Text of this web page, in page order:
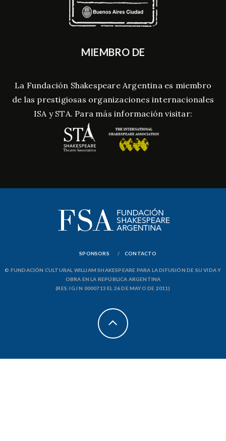
MIEMBRO DE
La Fundación Shakespeare Argentina es miembro
de las prestigiosas organizaciones internacionales
ISA y STA. Para más información visitar:
SPONSORS CONTACTO
© FUNDACIÓN CULTURAL WILLIAM SHAKESPEARE PARA LA DIFUSIÓN DE SU VIDA Y
OBRA EN LA REPÚBLICA ARGENTINA
(RES. IGJ N 0000713 EL 26 DE MAYO DE 2011)